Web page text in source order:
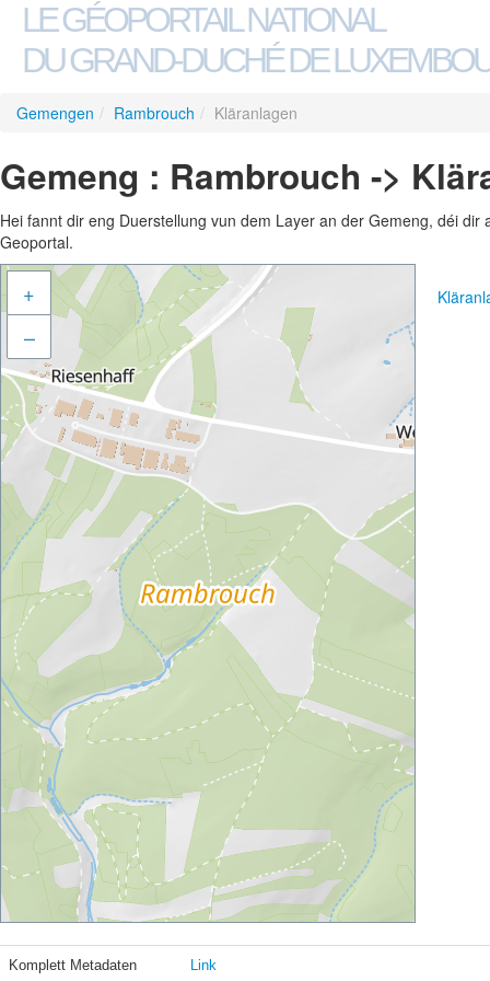
LE GÉOPORTAIL NATIONAL
DU GRAND-DUCHÉ DE
Gemengen / Rambrouch / Kläranlagen
Gemeng : Rambrouch ->
Hei fannt dir eng Duerstellung vun dem Layer an der Gemeng, déi
Geoportal.
+
–
Komplett Metadaten Link